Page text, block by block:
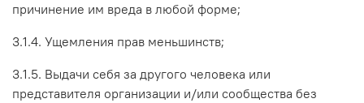
причинение им вреда в любой форме;
3.1.4. Ущемления прав меньшинств;
3.1.5. Выдачи себя за другого человека или
представителя организации и/или сообщества без